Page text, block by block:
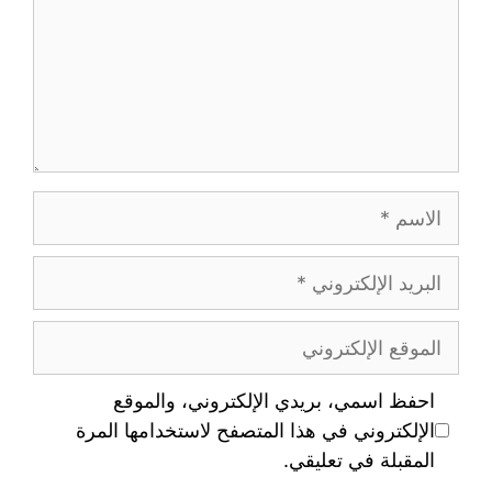
احفظ اسمي، بريدي الإلكتروني، والموقع
الإلكتروني في هذا المتصفح لاستخدامها المرة
المقبلة في تعليقي.